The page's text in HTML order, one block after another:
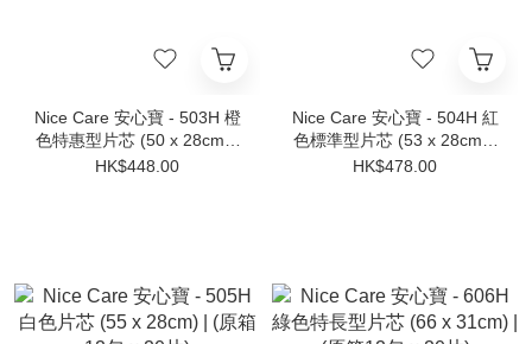
Nice Care 安心寶 - 503H 橙
色特惠型片芯 (50 x 28cm) |
(原箱12包 x 20片)
HK$448.00
Nice Care 安心寶 - 504H 紅
色標準型片芯 (53 x 28cm) |
(原箱12包 x 20片)
HK$478.00